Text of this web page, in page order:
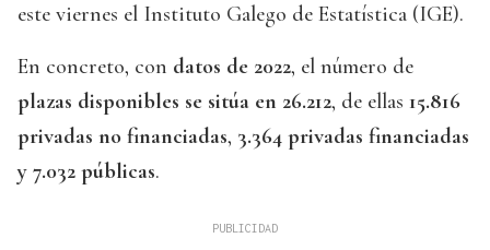
este viernes el Instituto Galego de Estatística (IGE).
En concreto, con datos de 2022, el número de
plazas disponibles se sitúa en 26.212, de ellas 15.816
privadas no financiadas, 3.364 privadas financiadas
y 7.032 públicas.